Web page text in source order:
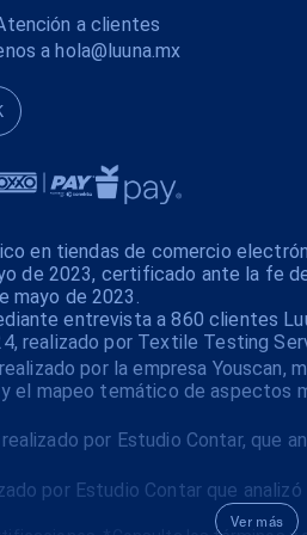
a clientes
a hola@luuna.mx
Ver más
en tiendas de comercio
de 2023, certificado ante la fe
mayo de 2023.
entrevista a 860 clientes
realizado por Textile Testing
por la empresa
el mapeo temático de aspectos
por Estudio Contar, que
por Estudio Contar que